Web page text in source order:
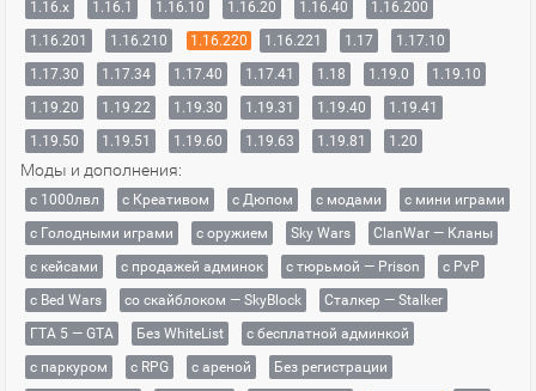
1.16.x
1.16.1 1.16.10 1.16.20 1.16.40
1.16.200
1.16.201
1.16.210 1.16.220 1.16.221 1.17
1.17.10
1.17.30
1.17.34 1.17.40 1.17.41 1.18 1.19.0
1.19.10
1.19.20
1.19.22 1.19.30 1.19.31 1.19.40
1.19.41
1.19.50
1.19.51 1.19.60 1.19.63 1.19.81 1.20
Моды и дополнения:
с 1000лвл c Креативом с Дюпом с модами
с мини играми
с Голодными играми
с оружием Sky Wars
ClanWar — Кланы
с кейсами
с продажей админок с тюрьмой — Prison
с PvP
с Bed Wars
со скайблоком — SkyBlock
Сталкер — Stalker
ГТА 5 — GTA
Без WhiteList
с бесплатной админкой
с паркуром
с RPG с ареной
Без регистрации